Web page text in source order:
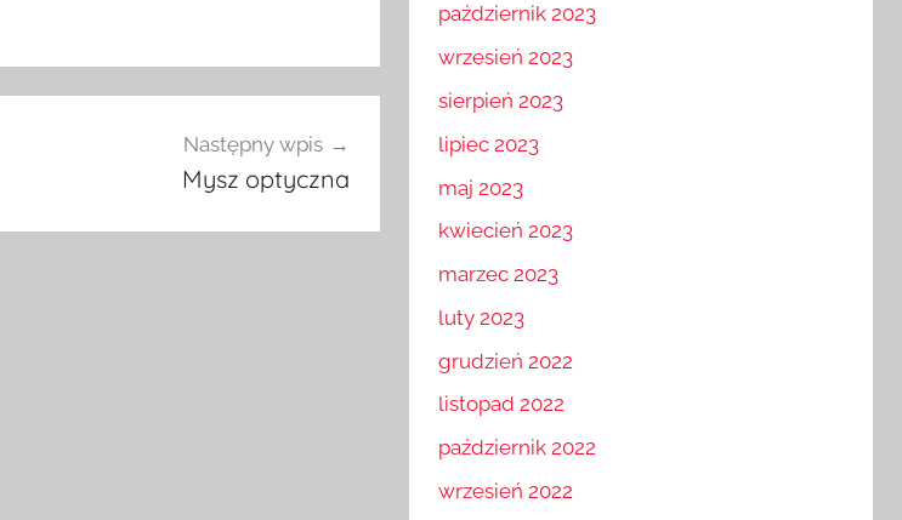
Następny wpis
Mysz optyczna
październik 2023
wrzesień 2023
sierpień 2023
lipiec 2023
maj 2023
kwiecień 2023
marzec 2023
luty 2023
grudzień 2022
listopad 2022
październik 2022
wrzesień 2022